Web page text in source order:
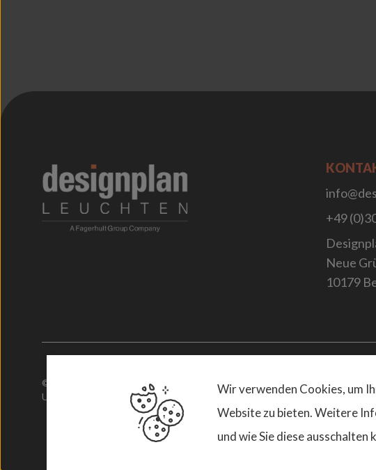
+49
Neue
10179
© 2026. Designplan.
USt.-ID-Nr: DE367997600
Wir verwenden Cookies, um
Website zu bieten. Weitere
und wie Sie diese ausschalten